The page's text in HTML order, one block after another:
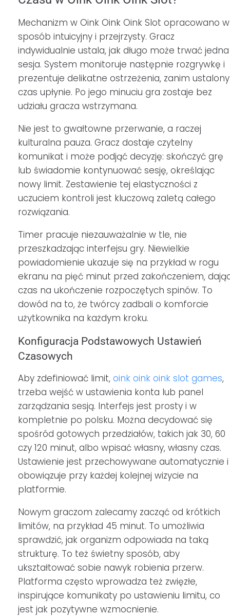
Mechanizm w Oink Oink Oink Slot opracowano w
sposób intuicyjny i przejrzysty. Gracz
indywidualnie ustala, jak długo może trwać jedna
sesja. System monitoruje następnie rozgrywkę i
prezentuje delikatne ostrzeżenia, zanim ustalony
czas upłynie. Po jego minuciu gra zostaje bez
udziału gracza wstrzymana.
Nie jest to gwałtowne przerwanie, a raczej
kulturalna pauza. Gracz dostaje czytelny
komunikat i może podjąć decyzję: skończyć grę
lub świadomie kontynuować sesję, określając
nowy limit. Zestawienie tej elastyczności z
uczuciem kontroli jest kluczową zaletą całego
rozwiązania.
Timer pracuje niezauważalnie w tle, nie
przeszkadzając interfejsu gry. Niewielkie
powiadomienie ukazuje się na przykład w rogu
ekranu na pięć minut przed zakończeniem,
czas na ukończenie rozpoczętych spinów. To
dowód na to, że twórcy zadbali o komforcie
użytkownika na każdym kroku.
Konfiguracja Podstawowych Ustawień
Czasowych
Aby zdefiniować limit, oink oink oink slot games,
trzeba wejść w ustawienia konta lub panel
zarządzania sesją. Interfejs jest prosty i w
kompletnie po polsku. Można decydować się
spośród gotowych przedziałów, takich jak 30, 60
czy 120 minut, albo wpisać własny, własny czas.
Ustawienie jest przechowywane automatycznie i
obowiązuje przy każdej kolejnej wizycie na
platformie.
Nowym graczom zalecamy zacząć od krótkich
limitów, na przykład 45 minut. To umożliwia
sprawdzić, jak organizm odpowiada na taką
strukturę. To też świetny sposób, aby
ukształtować sobie nawyk robienia przerw.
Platforma często wprowadza też zwięzłe,
inspirujące komunikaty po ustawieniu limitu, co
jest jak pozytywne wzmocnienie.